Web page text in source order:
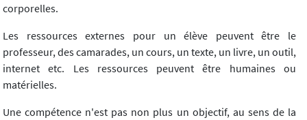
corporelles.
Les ressources externes pour un élève peuvent être le
professeur, des camarades, un cours, un texte, un livre, un outil,
internet etc. Les ressources peuvent être humaines ou
matérielles.
Une compétence n'est pas non plus un objectif, au sens de la